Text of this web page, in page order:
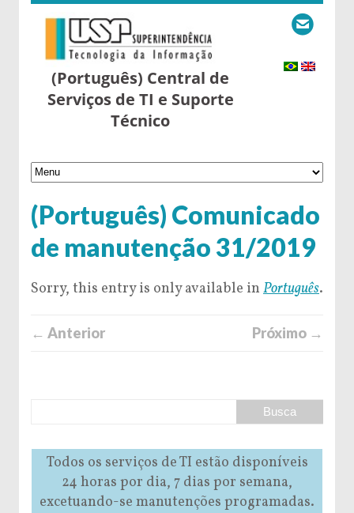
(Português) Central de
Serviços de TI e Suporte
Técnico
(Português) Comunicado
de manutenção 31/2019
Sorry, this entry is only available in Português.
← Anterior Próximo →
Todos os serviços de TI estão disponíveis
24 horas por dia, 7 dias por semana,
excetuando-se manutenções programadas.